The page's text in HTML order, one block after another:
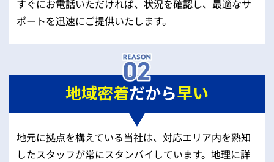
すぐにお電話いただければ、状況を確認し、最適なサ
ポートを迅速にご提供いたします。
地域密着だから早い
地元に拠点を構えている当社は、対応エリア内を熟知
したスタッフが常にスタンバイしています。地理に詳